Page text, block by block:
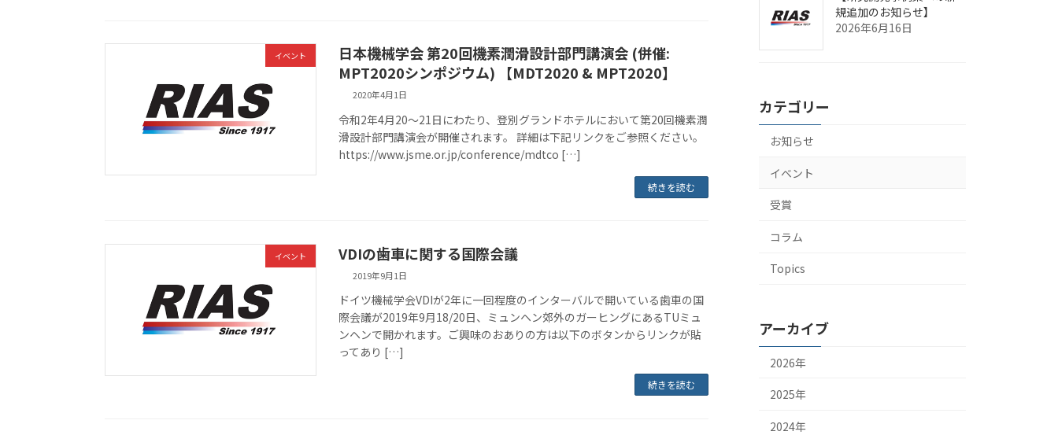
イベント
日本機械学会 第20回機素潤滑設計部門講演会 (併催:
MPT2020シンポジウム) 【MDT2020 & MPT2020】
2020年4月1日
令和2年4月20～21日にわたり、登別グランドホテルにおいて第20回機素潤
滑設計部門講演会が開催されます。 詳細は下記リンクをご参照ください。
https://www.jsme.or.jp/conference/mdtco […]
続きを読む
イベント VDIの歯車に関する国際会議
2019年9月1日
ドイツ機械学会VDIが2年に一回程度のインターバルで開いている歯車の国
際会議が2019年9月18/20日、ミュンヘン郊外のガーヒングにあるTUミュ
ンヘンで開かれます。ご興味のおありの方は以下のボタンからリンクが貼
ってあり […]
続きを読む
規追加のお知らせ】
2026年6月16日
カテゴリー
お知らせ
イベント
受賞
コラム
Topics
アーカイブ
2026年
2025年
2024年